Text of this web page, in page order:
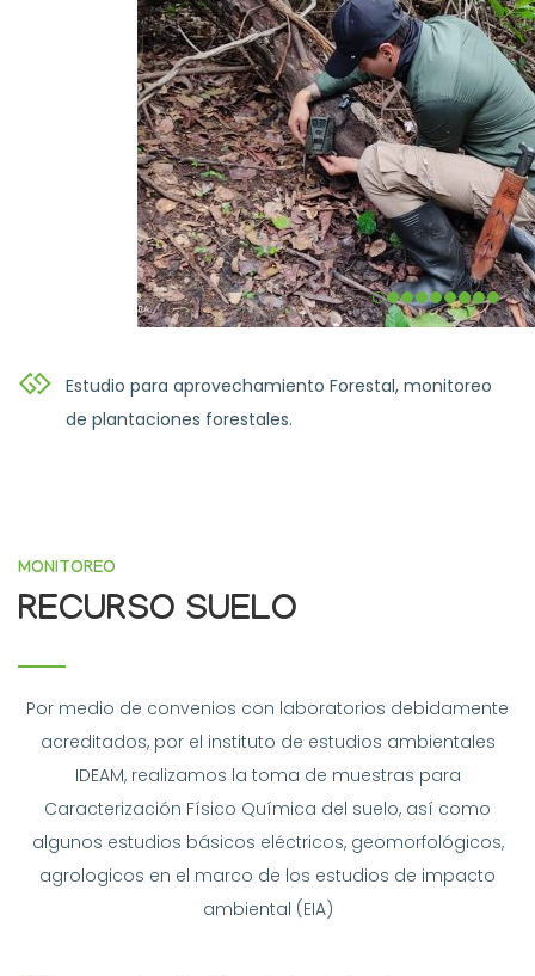
Estudio para aprovechamiento Forestal, monitoreo
de plantaciones forestales.
MONITOREO
RECURSO SUELO
Por medio de convenios con laboratorios debidamente
acreditados, por el instituto de estudios ambientales
IDEAM, realizamos la toma de muestras para
Caracterización Físico Química del suelo, así como
algunos estudios básicos eléctricos, geomorfológicos,
agrologicos en el marco de los estudios de impacto
ambiental (EIA)